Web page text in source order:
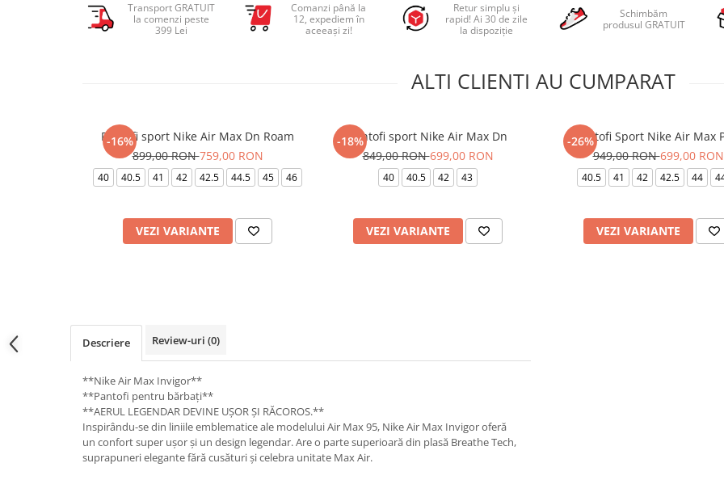
Transport GRATUIT
la comenzi peste
399 Lei
Comanzi până la
12, expediem în
aceeași zi!
Retur simplu și
rapid! Ai 30 de zile
la dispoziție
Schimbăm
produsul GRATUIT
ALTI CLIENTI AU CUMPARAT
-16%
Pantofi sport Nike Air Max Dn Roam
899,00 RON759,00 RON
40 40.5 41 42 42.5 44.5 45 46
VEZI VARIANTE
-18%
Pantofi sport Nike Air Max Dn
849,00 RON699,00 RON
40 40.5 42 43
VEZI VARIANTE
-26%
Pantofi Sport Nike Air Max
949,00 RON699,00 RON
40.5 41 42 42.5 44
VEZI VARIANTE
Descriere Review-uri (0)
**Nike Air Max Invigor**
**Pantofi pentru bărbați**
**AERUL LEGENDAR DEVINE UȘOR ȘI RĂCOROS.**
Inspirându-se din liniile emblematice ale modelului Air Max 95, Nike Air Max Invigor oferă
un confort super ușor și un design legendar. Are o parte superioară din plasă Breathe Tech,
suprapuneri elegante fără cusături și celebra unitate Max Air.